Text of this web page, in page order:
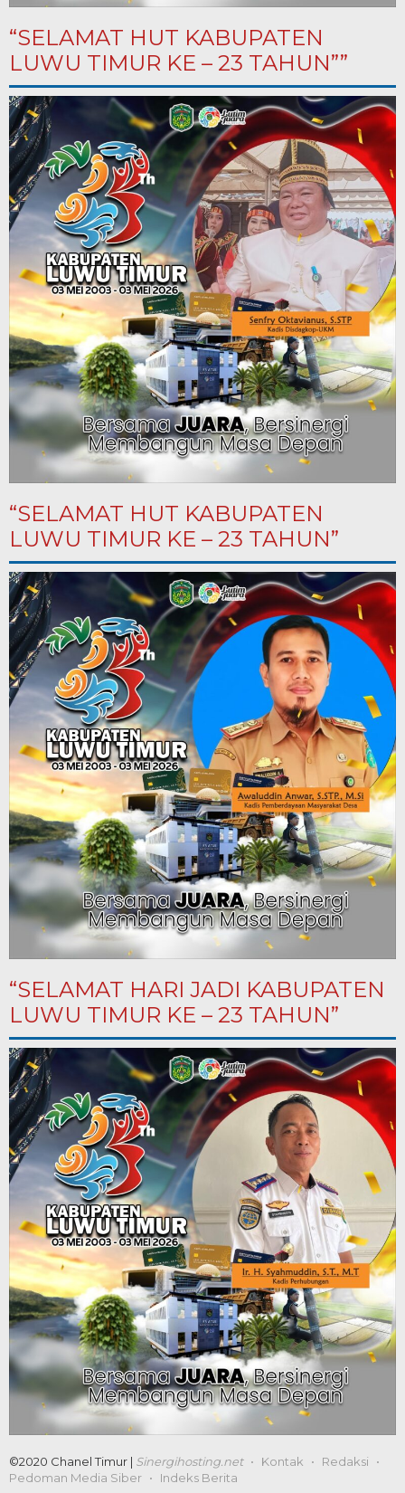
“SELAMAT HUT KABUPATEN
LUWU TIMUR KE – 23 TAHUN””
“SELAMAT HUT KABUPATEN
LUWU TIMUR KE – 23 TAHUN”
“SELAMAT HARI JADI KABUPATEN
LUWU TIMUR KE – 23 TAHUN”
©2020 Chanel Timur | Sinergihosting.net Kontak
Redaksi
Pedoman Media Siber
Indeks Berita